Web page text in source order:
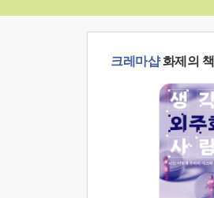
크레마샵화제의 책